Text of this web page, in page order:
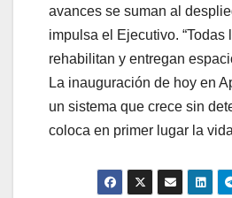
avances se suman al
impulsa el Ejecutivo. “Todas
rehabilitan y entregan
La inauguración de hoy en
un sistema que crece sin
coloca en primer lugar la